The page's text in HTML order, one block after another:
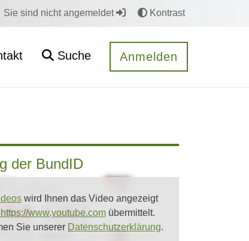
Sie sind nicht angemeldet Kontrast
Suche Anmelden
der BundID
wird Ihnen das Video angezeigt
https://www.youtube.comübermittelt.
Sie unserer Datenschutzerklärung.